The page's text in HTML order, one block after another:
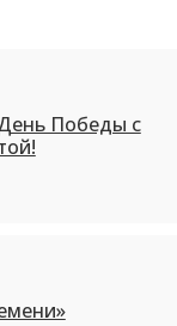
Победы с